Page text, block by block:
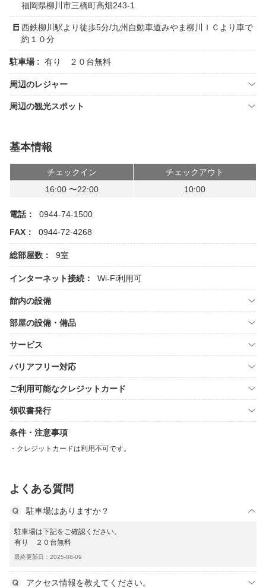
福岡県柳川市三橋町高畑243-1
西鉄柳川駅より徒歩5分/九州自動車道みやま柳川ＩＣより車で
約１０分
駐車場 : 有り ２０台無料
周辺のレジャー
周辺の観光スポット
基本情報
チェックイン
チェックアウト
16:00 〜22:00
10:00
電話：
0944-74-1500
FAX：
0944-72-4268
総部屋数： 9室
インターネット接続： Wi-Fi利用可
館内の設備
部屋の設備・備品
サービス
バリアフリー対応
ご利用可能なクレジットカード
領収書発行
条件・注意事項
クレジットカードは利用不可です。
よくある質問
駐車場はありますか？
駐車場は下記をご確認ください。
有り ２０台無料
最終更新日：2025-08-09
アクセス情報を教えてください。